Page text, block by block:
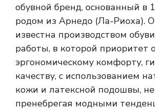
обувной бренд, основанный в
родом из Арнедо (Ла-Риоха).
известна производством
работы, в которой приоритет
эргономическому комфорту,
качеству, с использованием
кожи и латексной подошвы, не
пренебрегая модными